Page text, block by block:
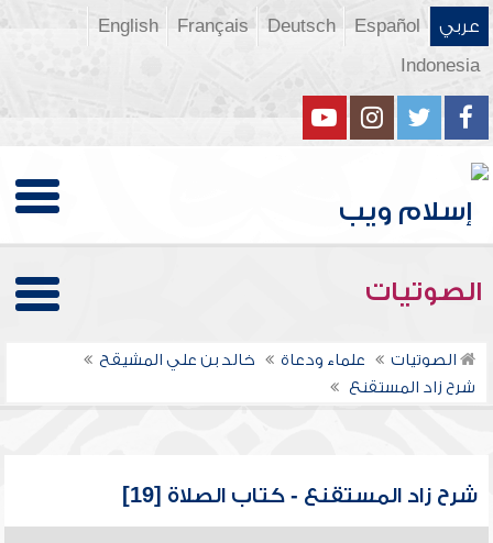
عربي Español
Deutsch
Français
English
Indonesia
الصوتيات
الصوتيات علماء ودعاة
خالد بن علي المشيقح
شرح زاد المستقنع
شرح زاد المستقنع - كتاب الصلاة [19]